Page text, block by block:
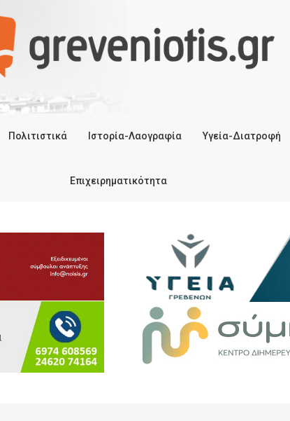
Πολιτιστικά Ιστορία-Λαογραφία Υγεία-Διατροφή
Επιχειρηματικότητα